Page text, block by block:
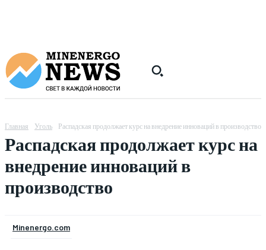
Главная Уголь Распадская продолжает курс на внедрение инноваций в производство
Распадская продолжает курс на
внедрение инноваций в
производство
Minenergo.com